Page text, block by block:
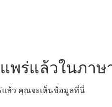
พร่แล้วในภา
แล้ว คุณจะเห็นข้อมูลที่นี่